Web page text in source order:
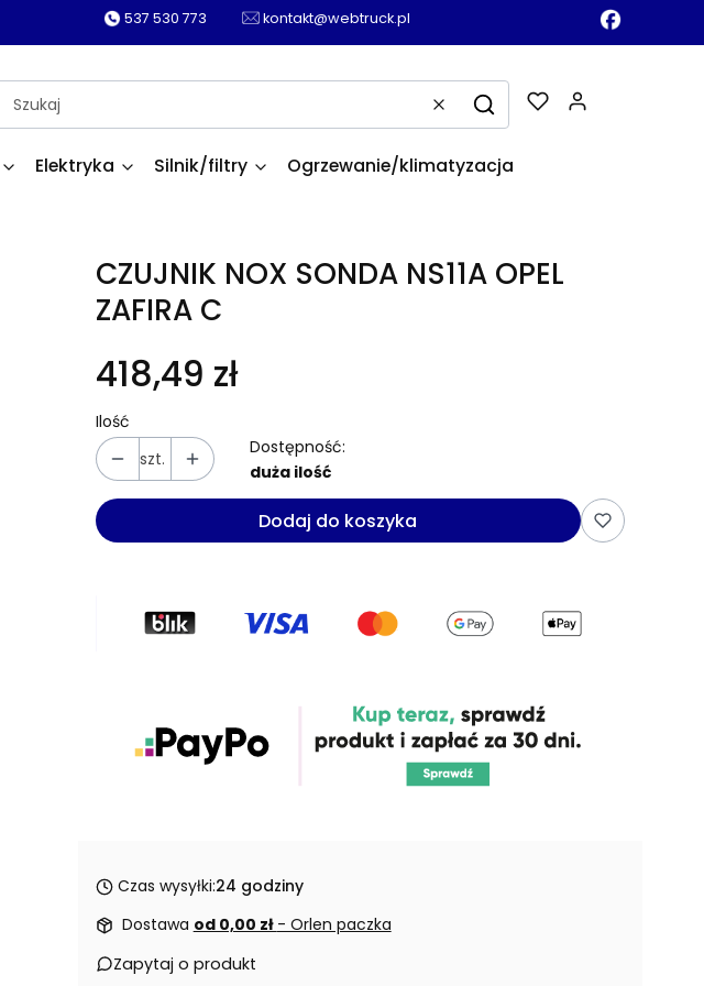
537 530 773 kontakt@webtruck.pl
WyczyśćSzukaj
Elektryka Silnik/filtry Ogrzewanie/klimatyzacja
CZUJNIK NOX SONDA NS11A OPEL
ZAFIRA C
418,49 zł
Ilość
szt.
Dostępność:
duża ilość
Dodaj do koszyka
Czas wysyłki:24 godziny
Dostawa od 0,00 zł - Orlen paczka
Zapytaj o produkt